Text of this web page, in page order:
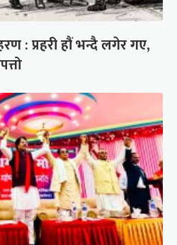
: प्रहरी हौं भन्दै लगेर गए,